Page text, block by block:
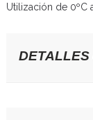
Utilización de 0ºC
DETALLES